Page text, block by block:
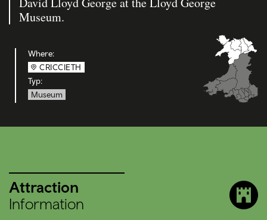
Museum.
Where:
CRICCIETH
Typ:
Museum
Attraction
Information